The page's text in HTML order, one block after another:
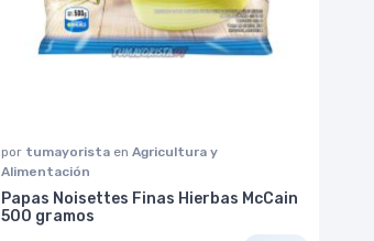
por tumayorista en Agricultura y
Alimentación
Papas Noisettes Finas Hierbas McCain
500 gramos